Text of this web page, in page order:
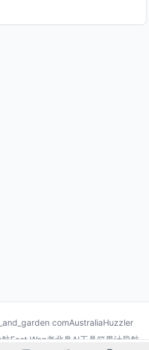
comAustraliaHuzzler
航Fast Wan老北鼻AI工具箱果汁导航